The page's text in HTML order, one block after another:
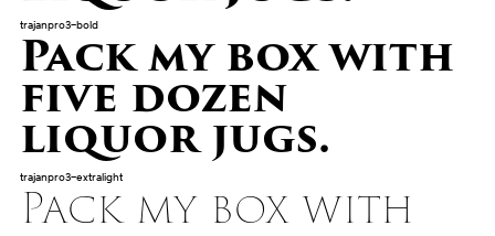
trajanpro3-bold
Pack my box with
five dozen
liquor jugs.
trajanpro3-extralight
Pack my box with